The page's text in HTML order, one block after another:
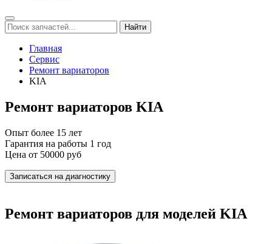
Главная
Сервис
Ремонт вариаторов
KIA
Ремонт вариаторов KIA
Опыт более 15 лет
Гарантия на работы 1 год
Цена от 50000 руб
Записаться на диагностику
Ремонт вариаторов для моделей KIA